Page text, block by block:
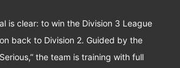
is clear: to win the Division 3 League
back to Division 2. Guided by the
the team is training with full